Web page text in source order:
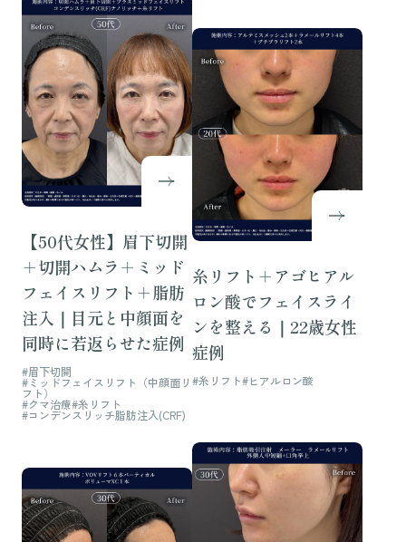
【50代女性】眉下切開
＋切開ハムラ＋ミッド
フェイスリフト＋脂肪
注入｜目元と中顔面を
同時に若返らせた症例
#眉下切開
#ミッドフェイスリフト（中顔面リ
フト）
#クマ治療#糸リフト
#コンデンスリッチ脂肪注入(CRF)
糸リフト＋アゴヒアル
ロン酸でフェイスライ
ンを整える｜22歳女性
症例
#糸リフト#ヒアルロン酸